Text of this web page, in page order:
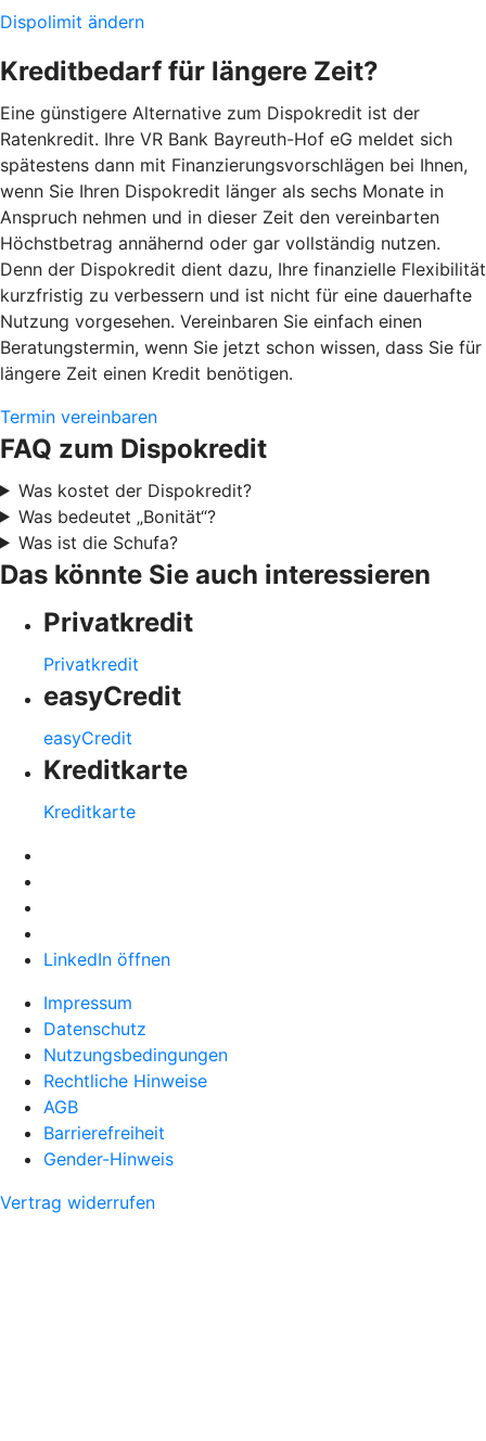
Dispolimit ändern
Kreditbedarf für längere Zeit?
Eine günstigere Alternative zum Dispokredit ist der
Ratenkredit. Ihre VR Bank Bayreuth-Hof eG meldet sich
spätestens dann mit Finanzierungsvorschlägen bei Ihnen,
wenn Sie Ihren Dispokredit länger als sechs Monate in
Anspruch nehmen und in dieser Zeit den vereinbarten
Höchstbetrag annähernd oder gar vollständig nutzen.
Denn der Dispokredit dient dazu, Ihre finanzielle Flexibilität
kurzfristig zu verbessern und ist nicht für eine dauerhafte
Nutzung vorgesehen. Vereinbaren Sie einfach einen
Beratungstermin, wenn Sie jetzt schon wissen, dass Sie für
längere Zeit einen Kredit benötigen.
Termin vereinbaren
FAQ zum Dispokredit
Was kostet der Dispokredit?
Was bedeutet „Bonität“?
Was ist die Schufa?
Das könnte Sie auch interessieren
Privatkredit
Privatkredit
easyCredit
easyCredit
Kreditkarte
Kreditkarte
LinkedIn öffnen
Impressum
Datenschutz
Nutzungsbedingungen
Rechtliche Hinweise
AGB
Barrierefreiheit
Gender-Hinweis
Vertrag widerrufen